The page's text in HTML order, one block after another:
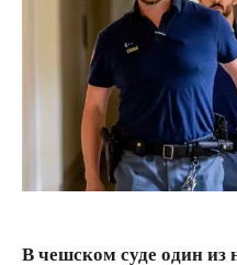
В чешском суде один из